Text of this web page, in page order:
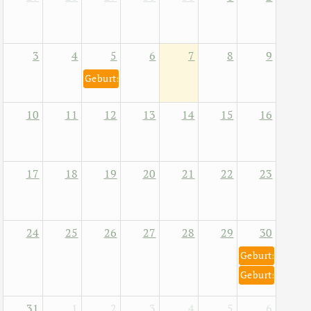
3 4 5
Geburtstag von Helene Fischer 5. August 1984
6 7 8 9
10 11 12 13 14 15 16
17 18 19 20 21 22 23
24 25 26 27 28 29 30
Geburtstag
Geburtstag